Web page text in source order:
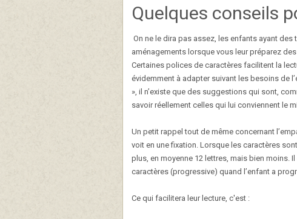
Quelques conseils
On ne le dira pas assez, les enfants ayant
aménagements lorsque vous leur préparez
Certaines polices de caractères facilitent la
évidemment à adapter suivant les besoins de
», il n’existe que des suggestions qui sont,
savoir réellement celles qui lui conviennent le
Un petit rappel tout de même concernant
voit en une fixation. Lorsque les caractères
plus, en moyenne 12 lettres, mais bien moins.
caractères (progressive) quand l’enfant a
Ce qui facilitera leur lecture, c'est :